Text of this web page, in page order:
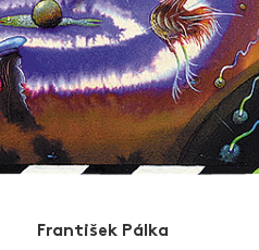
František Pálka